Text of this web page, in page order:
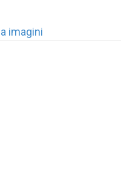
imagini